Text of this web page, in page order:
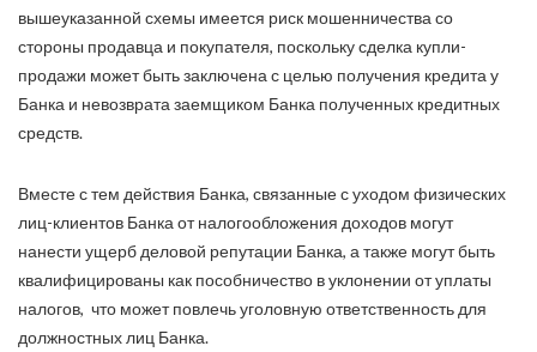
вышеуказанной схемы имеется риск мошенничества со
стороны продавца и покупателя, поскольку сделка купли-
продажи может быть заключена с целью получения кредита у
Банка и невозврата заемщиком Банка полученных кредитных
средств.
Вместе с тем действия Банка, связанные с уходом физических
лиц-клиентов Банка от налогообложения доходов могут
нанести ущерб деловой репутации Банка, а также могут быть
квалифицированы как пособничество в уклонении от уплаты
налогов, что может повлечь уголовную ответственность для
должностных лиц Банка.